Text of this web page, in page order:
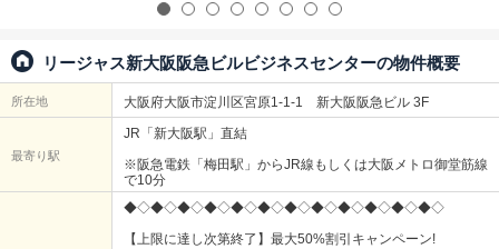
リージャス新大阪阪急ビルビジネスセンターの物件概要
所在地 大阪府大阪市淀川区宮原1-1-1 新大阪阪急ビル 3F
最寄り駅
JR「新大阪駅」直結
※阪急電鉄「梅田駅」からJR線もしくは大阪メトロ御堂筋線
で10分
◆◇◆◇◆◇◆◇◆◇◆◇◆◇◆◇◆◇◆◇◆◇◆◇
【上限に達し次第終了】最大50%割引キャンペーン!